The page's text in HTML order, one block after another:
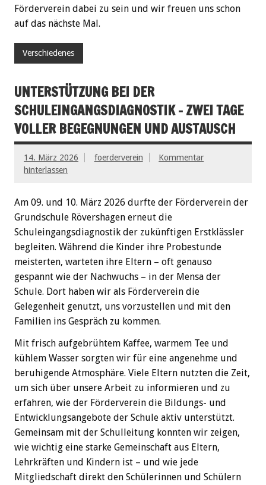
Förderverein dabei zu sein und wir freuen uns schon
auf das nächste Mal.
Verschiedenes
UNTERSTÜTZUNG BEI DER
SCHULEINGANGSDIAGNOSTIK – ZWEI TAGE
VOLLER BEGEGNUNGEN UND AUSTAUSCH
14. März 2026 foerderverein
Kommentar
hinterlassen
Am 09. und 10. März 2026 durfte der Förderverein der
Grundschule Rövershagen erneut die
Schuleingangsdiagnostik der zukünftigen Erstklässler
begleiten. Während die Kinder ihre Probestunde
meisterten, warteten ihre Eltern – oft genauso
gespannt wie der Nachwuchs – in der Mensa der
Schule. Dort haben wir als Förderverein die
Gelegenheit genutzt, uns vorzustellen und mit den
Familien ins Gespräch zu kommen.
Mit frisch aufgebrühtem Kaffee, warmem Tee und
kühlem Wasser sorgten wir für eine angenehme und
beruhigende Atmosphäre. Viele Eltern nutzten die Zeit,
um sich über unsere Arbeit zu informieren und zu
erfahren, wie der Förderverein die Bildungs- und
Entwicklungsangebote der Schule aktiv unterstützt.
Gemeinsam mit der Schulleitung konnten wir zeigen,
wie wichtig eine starke Gemeinschaft aus Eltern,
Lehrkräften und Kindern ist – und wie jede
Mitgliedschaft direkt den Schülerinnen und Schülern